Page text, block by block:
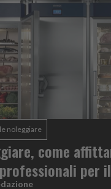
noleggiare
come
per